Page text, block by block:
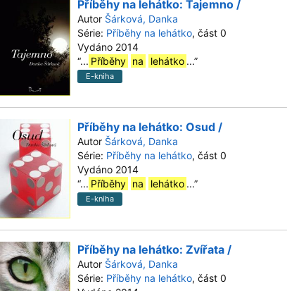
Příběhy na lehátko: Tajemno /
Autor Šárková, Danka
Série: Příběhy na lehátko, část 0
Vydáno 2014
“... Příběhy na lehátko ...”
E-kniha
Příběhy na lehátko: Osud /
Autor Šárková, Danka
Série: Příběhy na lehátko, část 0
Vydáno 2014
“... Příběhy na lehátko ...”
E-kniha
Příběhy na lehátko: Zvířata /
Autor Šárková, Danka
Série: Příběhy na lehátko, část 0